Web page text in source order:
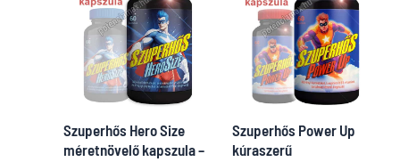
Szuperhős Hero Size
méretnövelő kapszula –
Szuperhős Power Up
kúraszerű